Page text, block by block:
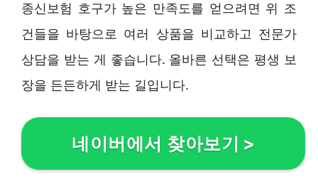
종신보험 호구가 높은 만족도를 얻으려면 위 조
건들을 바탕으로 여러 상품을 비교하고 전문가
상담을 받는 게 좋습니다. 올바른 선택은 평생 보
장을 든든하게 받는 길입니다.
네이버에서 찾아보기 >